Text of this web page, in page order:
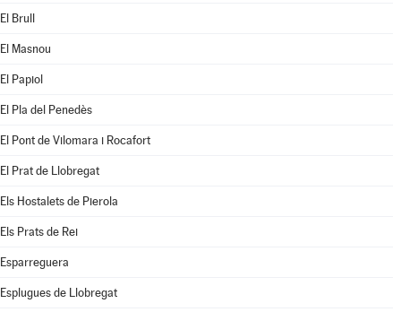
El Brull
El Masnou
El Papiol
El Pla del Penedès
El Pont de Vilomara i Rocafort
El Prat de Llobregat
Els Hostalets de Pierola
Els Prats de Rei
Esparreguera
Esplugues de Llobregat